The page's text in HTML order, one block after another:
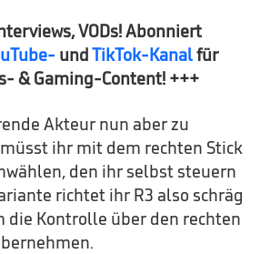
VODs! Abonniert
undTikTok-Kanalfür
& Gaming-Content! +++
Akteur nun aber zu
ihr mit dem rechten Stick
den ihr selbst steuern
richtet ihr R3 also schräg
die Kontrolle über den rechten